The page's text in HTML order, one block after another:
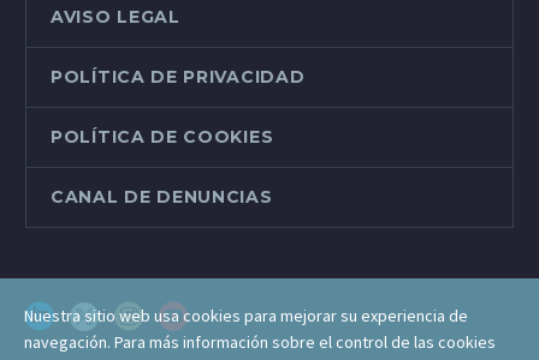
AVISO LEGAL
POLÍTICA DE PRIVACIDAD
POLÍTICA DE COOKIES
CANAL DE DENUNCIAS
Nuestra sitio web usa cookies para mejorar su experiencia de
navegación. Para más información sobre el control de las cookies